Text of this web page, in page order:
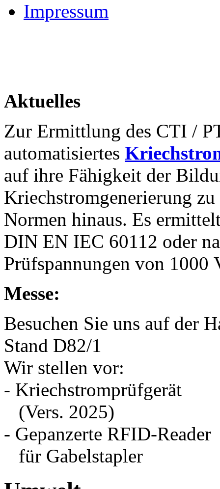
Impressum
Aktuelles
Zur Ermittlung des CTI /
automatisiertes
auf ihre Fähigkeit der
Kriechstromgenerierung zu
Normen hinaus. Es
DIN EN IEC 60112 oder
Prüfspannungen von 1000
Messe:
Besuchen Sie uns auf der
Stand D82/1
Wir stellen vor:
- Kriechstromprüfgerät
(Vers. 2025)
- Gepanzerte RFID-Reader
für Gabelstapler